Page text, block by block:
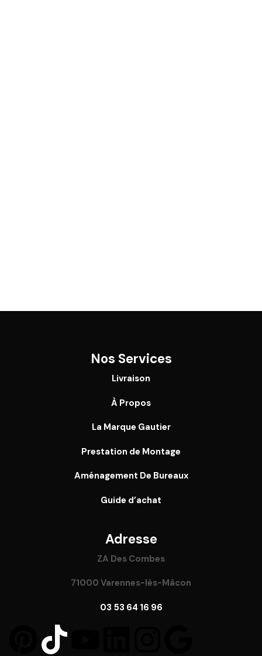
Nos Services
Livraison
À Propos
La Marque Gautier
Prestation de Montage
Aménagement De Bureaux
Guide d’achat
Adresse
ZA Des Combes
71000 Varennes-lès-Mâcon
03 53 64 16 96